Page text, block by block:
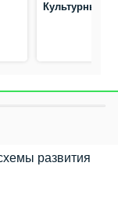
Культурный
развития